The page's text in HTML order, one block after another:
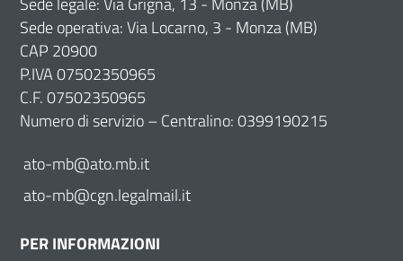
Sede operativa: Via Locarno, 3 - Monza (MB)
CAP 20900
P.IVA 07502350965
C.F. 07502350965
Numero di servizio – Centralino: 0399190215
ato-mb@ato.mb.it
ato-mb@cgn.legalmail.it
PER INFORMAZIONI